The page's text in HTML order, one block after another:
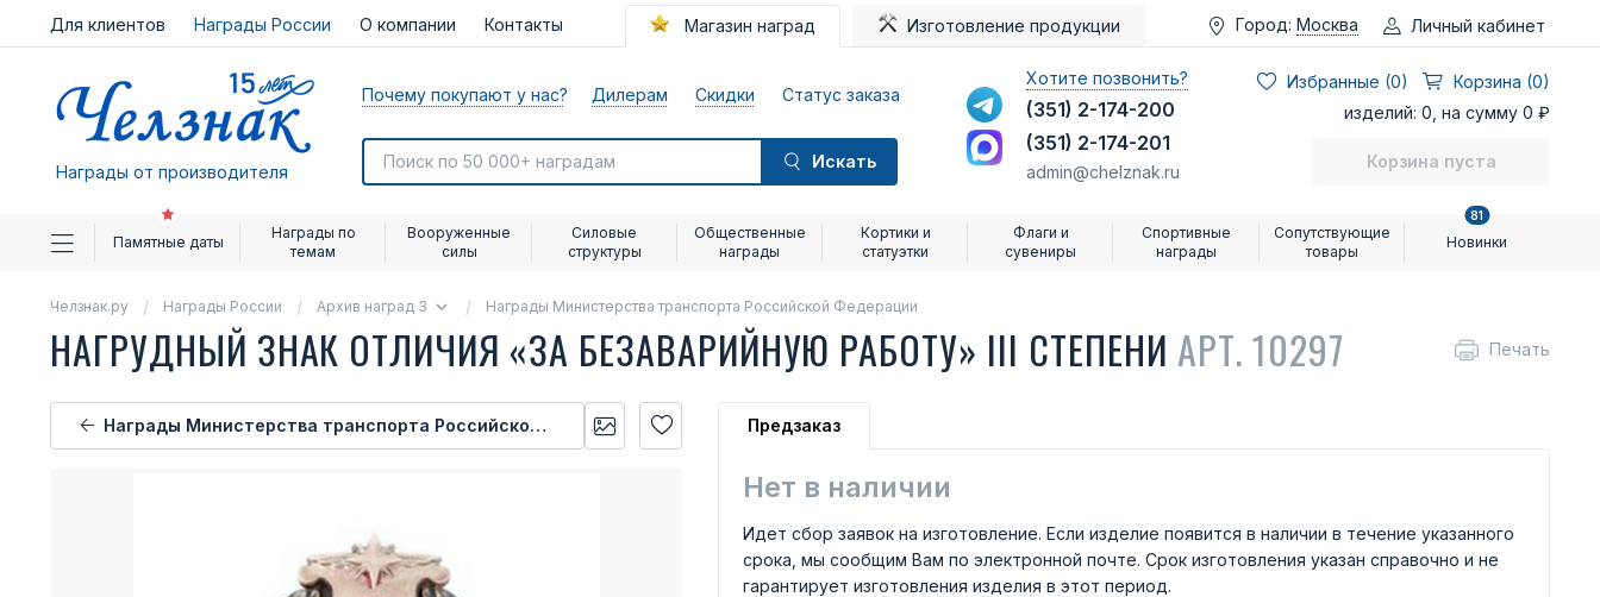
Для клиентов Награды России О компании Контакты Магазин наград Изготовление продукции Город: Москва Личный кабинет
Награды от производителя
Почему покупают у нас? Дилерам Скидки Статус заказа
Искать
Хотите позвонить?
(351) 2-174-200
(351) 2-174-201
admin@chelznak.ru
Избранные (0)
Корзина (0)
изделий: 0, на сумму 0 ₽
Корзина пуста
Памятные даты
Награды по
темам
Вооруженные
силы
Силовые
структуры
Общественные
награды
Кортики и
статуэтки
Флаги и
сувениры
Спортивные
награды
Сопутствующие
товары
Новинки
81
Челзнак.ру Награды России Архив наград 3 Награды Министерства транспорта Российской Федерации
НАГРУДНЫЙ ЗНАК ОТЛИЧИЯ «ЗА БЕЗАВАРИЙНУЮ РАБОТУ» III СТЕПЕНИ АРТ. 10297 Печать
Награды Министерства транспорта Российской Федерации Предзаказ
Нет в наличии
Идет сбор заявок на изготовление. Если изделие появится в наличии в течение указанного
срока, мы сообщим Вам по электронной почте. Срок изготовления указан справочно и не
гарантирует изготовления изделия в этот период.